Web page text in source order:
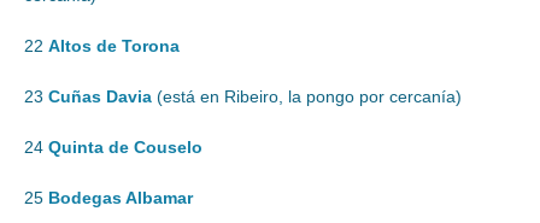
22 Altos de Torona
23 Cuñas Davia (está en Ribeiro, la pongo por cercanía)
24 Quinta de Couselo
25 Bodegas Albamar